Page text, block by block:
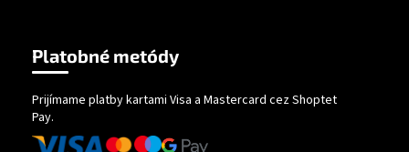
Platobné metódy
Prijímame platby kartami Visa a Mastercard cez Shoptet
Pay.